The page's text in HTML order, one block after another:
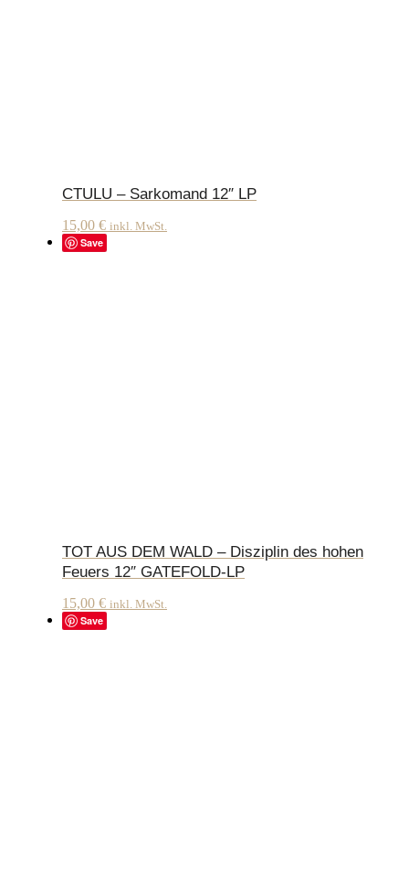
CTULU – Sarkomand 12″ LP
15,00 € inkl. MwSt.
Save
TOT AUS DEM WALD – Disziplin des hohen
Feuers 12″ GATEFOLD-LP
15,00 € inkl. MwSt.
Save